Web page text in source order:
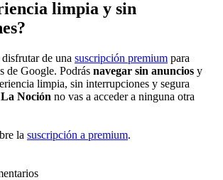
limpia y sin
de una suscripción premium para
de Google. Podrás navegar sin anuncios y
limpia, sin interrupciones y segura
La Noción no vas a acceder a ninguna otra
la suscripción a premium.